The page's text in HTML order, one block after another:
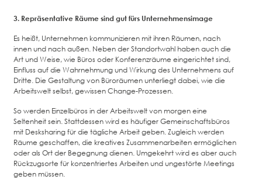
3. Repräsentative Räume sind gut fürs Unternehmensimage
Es heißt, Unternehmen kommunizieren mit ihren Räumen, nach
innen und nach außen. Neben der Standortwahl haben auch die
Art und Weise, wie Büros oder Konferenzräume eingerichtet sind,
Einfluss auf die Wahrnehmung und Wirkung des Unternehmens auf
Dritte. Die Gestaltung von Büroräumen unterliegt dabei, wie die
Arbeitswelt selbst, gewissen Change-Prozessen.
So werden Einzelbüros in der Arbeitswelt von morgen eine
Seltenheit sein. Stattdessen wird es häufiger Gemeinschaftsbüros
mit Desksharing für die tägliche Arbeit geben. Zugleich werden
Räume geschaffen, die kreatives Zusammenarbeiten ermöglichen
oder als Ort der Begegnung dienen. Umgekehrt wird es aber auch
Rückzugsorte für konzentriertes Arbeiten und ungestörte Meetings
geben müssen.